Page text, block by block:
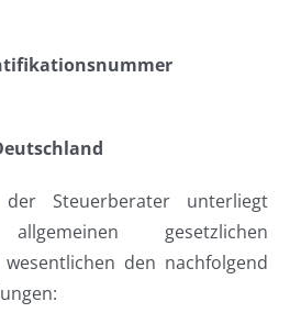
Steuerberater unterliegt
gesetzlichen
den nachfolgend